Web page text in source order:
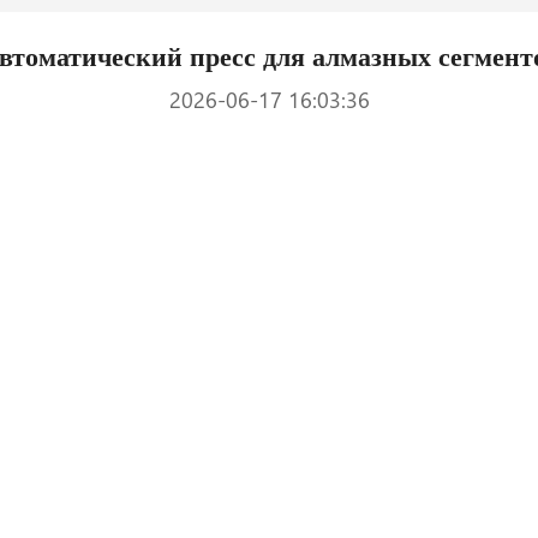
пресс для алмазных
2026-06-17 16:03:36